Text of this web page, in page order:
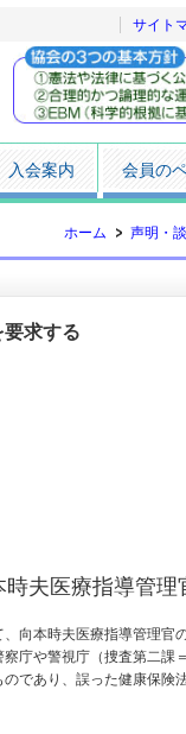
サイト
入会案内 会員の
ホーム 声明・
求する
時夫医療指導管理
向本時夫医療指導管理官
庁や警視庁（捜査第二
であり、誤った健康保